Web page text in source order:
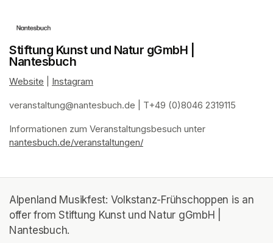
Stiftung Kunst und Natur gGmbH |
Nantesbuch
Website (opens in a new tab)
Instagram
veranstaltung@nantesbuch.de (opens in a new tab)
| T+49 (0)8046 2319115
Informationen zum Veranstaltungsbesuch (opens in a new tab)
(opens in a new tab)
(opens in a new tab)
(opens in a new tab)
nantesbuch.de/veranstaltungen/
Alpenland Musikfest: Volkstanz-Frühschoppen is an
offer from Stiftung Kunst und Natur gGmbH |
Nantesbuch.